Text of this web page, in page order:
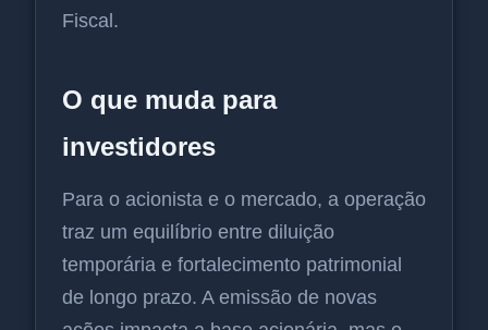
Fiscal.
O que muda para
investidores
Para o acionista e o mercado, a operação
traz um equilíbrio entre diluição
temporária e fortalecimento patrimonial
de longo prazo. A emissão de novas